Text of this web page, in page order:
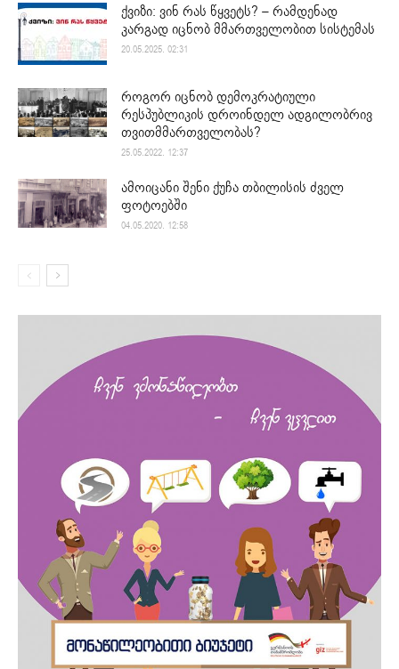
ქვიზი: ვინ რას წყვეტს? – რამდენად
კარგად იცნობ მმართველობით სისტემას
20.05.2025. 02:31
როგორ იცნობ დემოკრატიული
რესპუბლიკის დროინდელ ადგილობრივ
თვითმმართველობას?
25.05.2022. 12:37
ამოიცანი შენი ქუჩა თბილისის ძველ
ფოტოებში
04.05.2020. 12:58